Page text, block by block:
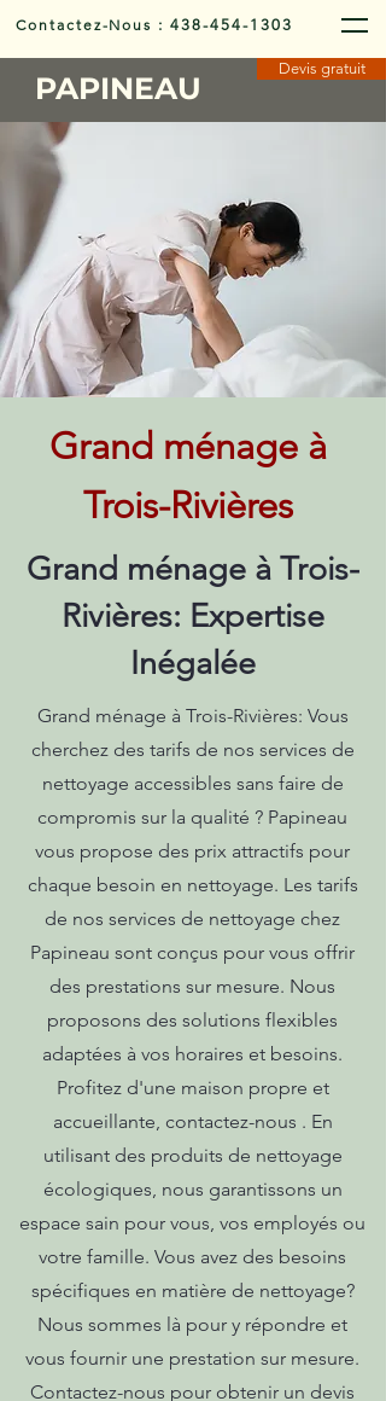
Contactez-Nous :438-454-1303
PAPINEAU
Devis gratuit
Grand ménage à
Trois-Rivières
Grand ménage à Trois-
Rivières: Expertise
Inégalée
Grand ménage à Trois-Rivières: Vous
cherchez des tarifs de nos services de
nettoyage accessibles sans faire de
compromis sur la qualité ? Papineau
vous propose des prix attractifs pour
chaque besoin en nettoyage. Les tarifs
de nos services de nettoyage chez
Papineau sont conçus pour vous offrir
des prestations sur mesure. Nous
proposons des solutions flexibles
adaptées à vos horaires et besoins.
Profitez d'une maison propre et
accueillante, contactez-nous . En
utilisant des produits de nettoyage
écologiques, nous garantissons un
espace sain pour vous, vos employés ou
votre famille. Vous avez des besoins
spécifiques en matière de nettoyage?
Nous sommes là pour y répondre et
vous fournir une prestation sur mesure.
Contactez-nous pour obtenir un devis